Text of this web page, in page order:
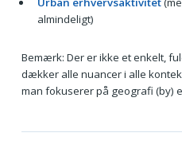
almindeligt)
Bemærk: Der er ikke et enkelt,
dækker alle nuancer i alle
man fokuserer på geografi (by)